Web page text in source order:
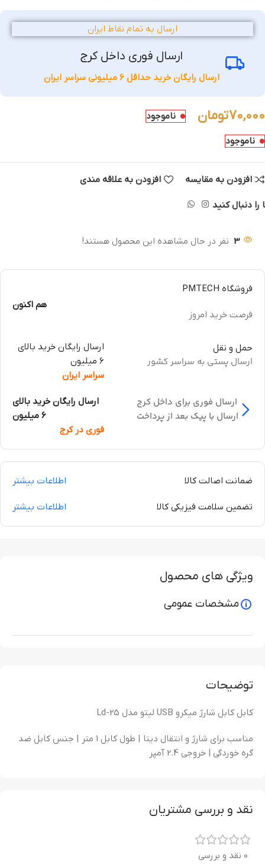
ارسال به تمام نقاط ایران
ارسال فوری داخل کرج
ارسال رایگان خرید حداقل 6 میلیونی سراسر ایران
70,000تومان ناموجود
ناموجود
افزودن به مقایسه افزودن به علاقه مندی
را دنبال کنید
3 نفر در حال مشاهده این محصول هستند!
فروشگاه PMTECH
فرصت خرید امروز
هم اکنون
حمل و نقل
ارسال پستی به سراسر کشور
ارسال رایگان خرید بالای
6 میلیون
سراسر ایران
ارسال فوری برای داخل کرج
ارسال با پیک بعد از پرداخت
ارسال رایگان خرید بالای
6 میلیون
فوری در کرج
ضمانت اصالت کالا اطلاعات بیشتر
تضمین سلامت فیزیکی کالا اطلاعات بیشتر
توضیحات
کابل کابل شارژ میکرو USB لیتو مدل Ld-25
مناسب برای شارژ و انتقال دیتا | طول کابل 1 متر | جنس کابل ضد
گره خوردگی | خروجی 2.4 آمپر
ویژگی های محصول
مشخصات عمومی
نقد و بررسی مشتریان
0 نقد و بررسی